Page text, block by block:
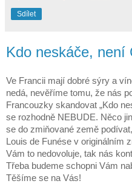
Sdílet
Kdo neskáče, není
Ve Francii mají dobré sýry a
nedá, nevěříme tomu, že nás
Francouzky skandovat „Kdo
se rozhodně NEBUDE. Něco
se do zmiňované země
Louis de Funése v originálním
Vám to nedovoluje, tak nás
Třeba budeme schopni Vám
Těšíme se na Vás!